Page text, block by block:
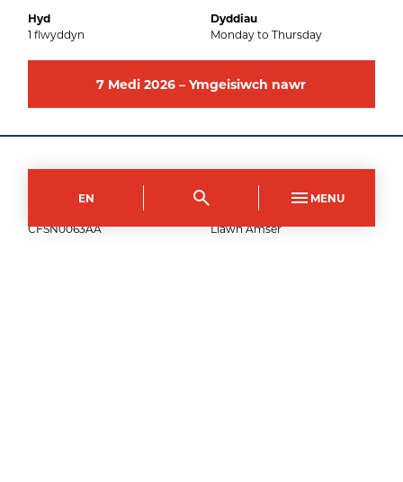
EN MENU
Hyd
1flwyddyn
Dyddiau
Monday to Thursday
7 Medi2026 – Ymgeisiwch nawr
Campws Crosskeys
CFSN0063AA
Dull Astudio
Llawn Amser